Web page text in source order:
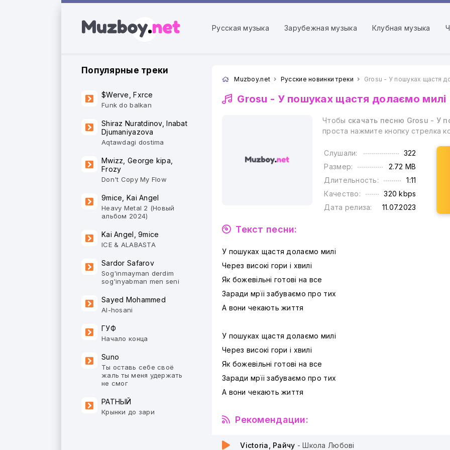
Русская музыка Зарубежная музыка Клубная музыка
Muzboy.net Русские новинки треки Grosu - У пошуках щастя
Grosu - У пошуках щастя долаємо милі
Чтобы скачать песню Grosu - У
проста нажмите кнопку стрелка
Слушали:
322
Размер:
2.72 MB
Длительность:
1:11
Качество:
320 kbps
Дата релиза:
11.07.2023
Текст песни:
У пошуках щастя долаємо милі
Через високі гори і хвилі
Як божевільні готові на все
Заради мрїі забуваємо про тих
А вони чекають життя
У пошуках щастя долаємо милі
Через високі гори і хвилі
Як божевільні готові на все
Заради мрїі забуваємо про тих
А вони чекають життя
Рекомендации:
Victoria, Райчу - Школа Любові
Популярные треки
$Werve, Fxrce
Funk do balkan
Shiraz Nuratdinov, Inabat
Djumaniyazova
Aqtawdagi dostima
Mwizz, George kipa,
Frozy
Don't Copy My Flow
9mice, Kai Angel
Heavy Metal 2 (Новый
альбом 2024)
Kai Angel, 9mice
ICE & ALABASTA
Sardor Safarov
Sog'inmayman derdim
sog'inyabman men seni
Sayed Mohammed
Al-hosani
ГУФ
Начало конца
Suno
Ты оставь себе своё
жаль ты меня удержать
не смог
РАТНЫЙ
Крынки до зари